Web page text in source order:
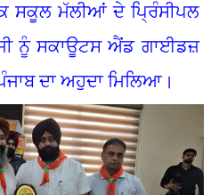
ਸਕੂਲ ਮੱਲੀਆਂ ਦੇ ਪ੍ਰਿੰਸੀਪਲ
ਨੂੰ ਸਕਾਊਟਸ ਐਂਡ ਗਾਈਡਜ਼
ਦਾ ਅਹੁਦਾ ਮਿਲਿਆ।